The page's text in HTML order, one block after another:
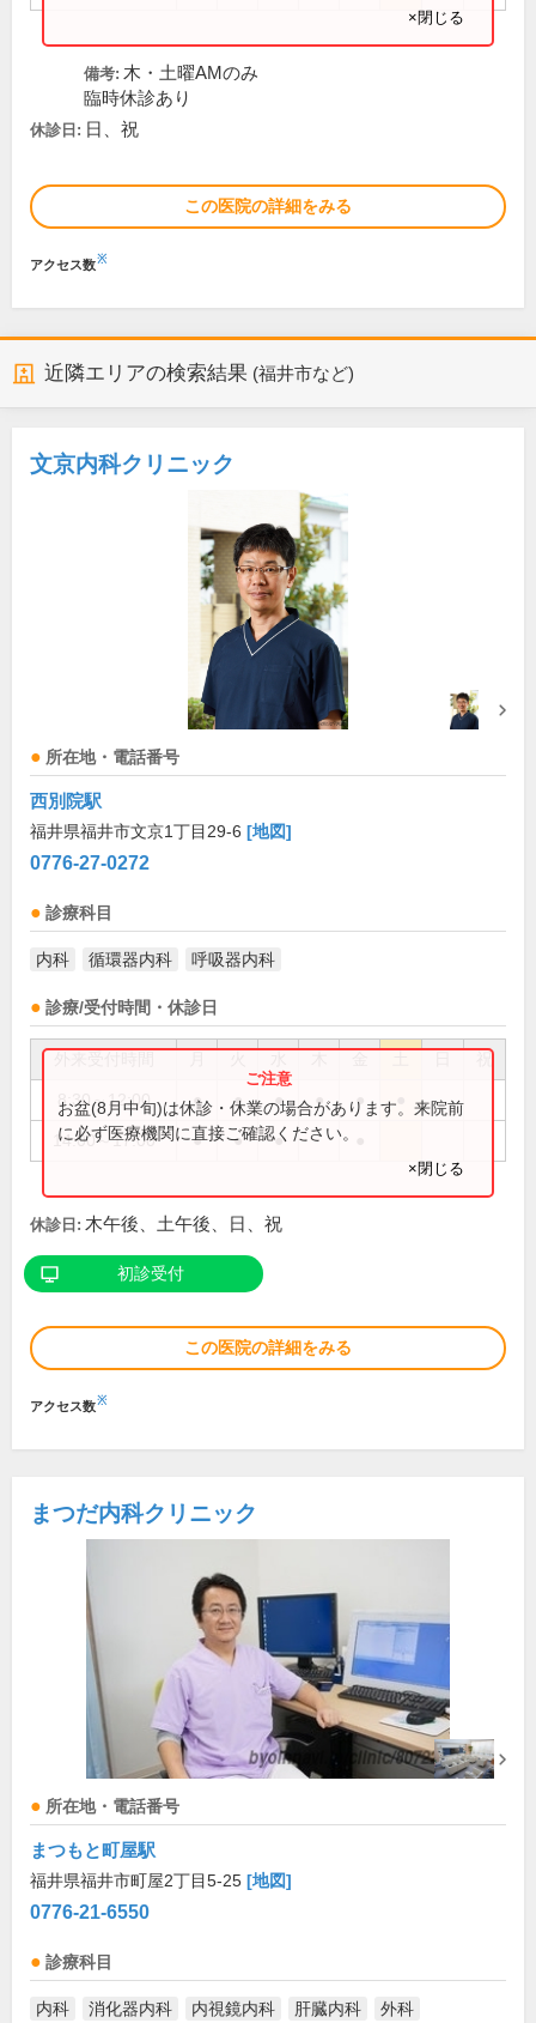
×閉じる
備考: 木・土曜AMのみ
臨時休診あり
休診日: 日、祝
この医院の詳細をみる
アクセス数※
近隣エリアの検索結果 (福井市など)
文京内科クリニック
所在地・電話番号
西別院駅
福井県福井市文京1丁目29-6 [地図]
0776-27-0272
診療科目
内科 循環器内科 呼吸器内科
診療/受付時間・休診日
祝
8:30～12:00 ● ● ● ● ●
14:00～17:00 ● ● ●
お盆(8月中旬)は休診・休業の場合があります。来院前
に必ず医療機関に直接ご確認ください。
×閉じる
休診日: 木午後、土午後、日、祝
初診受付
この医院の詳細をみる
アクセス数※
まつだ内科クリニック
所在地・電話番号
まつもと町屋駅
福井県福井市町屋2丁目5-25 [地図]
0776-21-6550
診療科目
内科 消化器内科 内視鏡内科 肝臓内科 外科